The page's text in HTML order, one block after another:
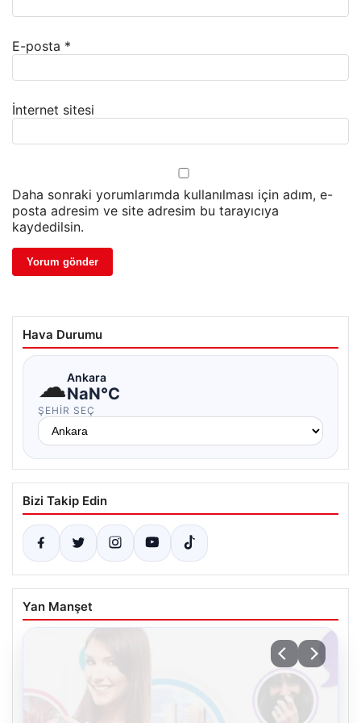
E-posta *
İnternet sitesi
Daha sonraki yorumlarımda kullanılması için adım, e-
posta adresim ve site adresim bu tarayıcıya
kaydedilsin.
Hava Durumu
☁Ankara
NaN°C
ŞEHIR SEÇ
Bizi Takip Edin
Yan Manşet